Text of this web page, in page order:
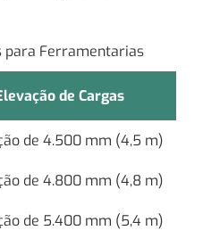
para Ferramentarias
de Cargas
de 4.500 mm (4,5 m)
de 4.800 mm (4,8 m)
de 5.400 mm (5,4 m)